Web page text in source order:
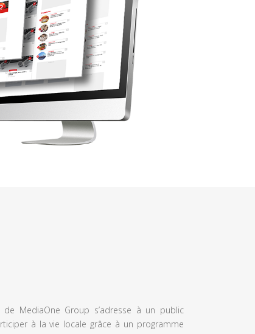
MediaOne Group s’adresse à un public
à la vie locale grâce à un programme